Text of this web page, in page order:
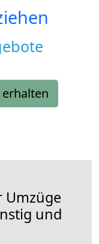
Umzüge
und